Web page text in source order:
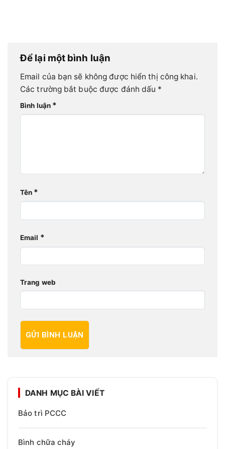
DANH MỤC BÀI VIẾT
Bảo trì PCCC
Bình chữa cháy
Để lại một bình luận
Email của bạn sẽ không được hiển thị công khai.
Các trường bắt buộc được đánh dấu *
Bình luận *
Tên *
Email *
Trang web